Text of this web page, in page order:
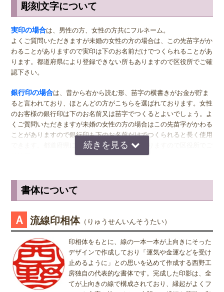
サイズ選びのアドバイス
実印の男性用は、堂々とした大きいサイズの直径16.5ミリまたは18.0
ミリがおすすめです。女性用の実印でフルネームの場合は、15.0ミ
リ。女性用の実印で名のみの場合は、13.5ミリがおすすめです。女性
の方でご結婚されている場合は、ご主人様より小さいものをお選びに
なるのが一般的ですが、同じ大きさの実印でも問題ございません。女
女関係なく大きいものをおすすめします。代表者としての実印をお作
り下さい。印材によっては、21.0ミリもご用意しています。ご入用の
際は、各商品ページにてご確認ください。
銀行印の男性用は、16.5ミリがおすすめです。女性用は、13.5ミリ
小さ目の10.5ミリが無難かもしれません。女性用は、10.5ミリがおす
すめです。
※実印・銀行印・認印の表記は、当店で分類上分けさせて頂いており
ますが、銀行印をご注文された場合でも、実印や認印として、また
も問題ありません。ご使用用途は、お客様のご判断でご使用頂けま
す。
彫刻文字について
実印の場合は、男性の方、女性の方共にフルネーム。
よくご質問いただきますが未婚の女性の方の場合は、この先苗字がか
わることがありますので実印は下のお名前だけでつくられることがあ
ります。都道府県により登録できない所もありますので区役所でご確
認下さい。
銀行印の場合は、昔から右から読む形、苗字の横書きがお金が貯ま
ると言われており、ほとんどの方がこちらを選ばれております。女性
のお客様の銀行印は下のお名前又は苗字でつくるとよいでしょう。よ
くご質問いただきますが未婚の女性の方の場合はこの先苗字がかわる
ことがありますので銀行印も下のお名前だけでつくられると長く使用
できます。都道府県により登録できない所もありますので区役所でご
が書いてあるのか読めるほうがいいかと思いますので当店では風格を
出すならテンショ体、味わい深いものなら読みやすい印相体をオスス
姓または名で、漢字1文字のお客様
『書体』をお選び頂く際、漢字一文字のお客様の場合は "たて" "ヨ
コ" どちらを選択すればよいのかお問い合わせを頂きます。 "たて"
"ヨコ" どちらを選んで頂いても、選択によりデザインが変わること
はございませんので "たて" "ヨコ" どちらかをご選択願います。
書体について
Ａ 流線印相体（りゅうせんいんそうたい）
印相体をもとに、線の一本一本が上向きにそった
デザインで作成しており「運気や金運などを受け
止めるように」との思いを込めて作成する西野工
房独自の代表的な書体です。完成した印影は、全
てが上向きの線で構成されており、縁起がよくフ